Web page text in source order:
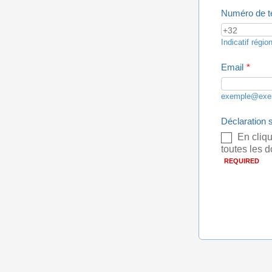
Numéro de
Indicatif
Email *
Déclaration